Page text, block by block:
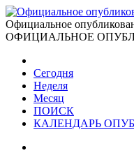
Официальное
ОФИЦИАЛЬНОЕ
Сегодня
Неделя
Месяц
ПОИСК
КАЛЕНДАРЬ